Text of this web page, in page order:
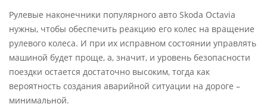
Рулевые наконечники популярного авто Skoda Octavia
нужны, чтобы обеспечить реакцию его колес на вращение
рулевого колеса. И при их исправном состоянии управлять
машиной будет проще, а, значит, и уровень безопасности
поездки остается достаточно высоким, тогда как
вероятность создания аварийной ситуации на дороге –
минимальной.